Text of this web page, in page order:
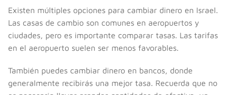
Existen múltiples opciones para cambiar dinero en Israel.
Las casas de cambio son comunes en aeropuertos y
ciudades, pero es importante comparar tasas. Las tarifas
en el aeropuerto suelen ser menos favorables.
También puedes cambiar dinero en bancos, donde
generalmente recibirás una mejor tasa. Recuerda que no